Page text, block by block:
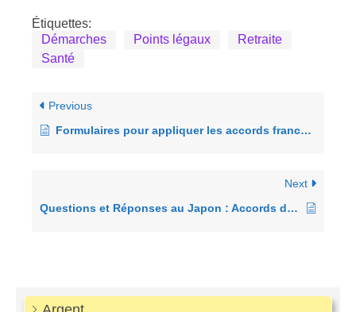
Étiquettes:
Démarches
Points légaux
Retraite
Santé
Previous
Formulaires pour appliquer les accords franco-japonais de Sécurité sociale et retraite
Next
Questions et Réponses au Japon : Accords de Sécurité sociale entre la France et le Japon